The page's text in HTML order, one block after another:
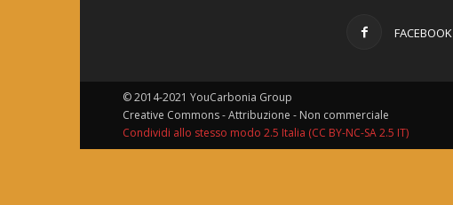
FACEBOOK
© 2014-2021 YouCarbonia Group
Creative Commons - Attribuzione - Non commerciale
Condividi allo stesso modo 2.5 Italia (CC BY-NC-SA 2.5 IT)